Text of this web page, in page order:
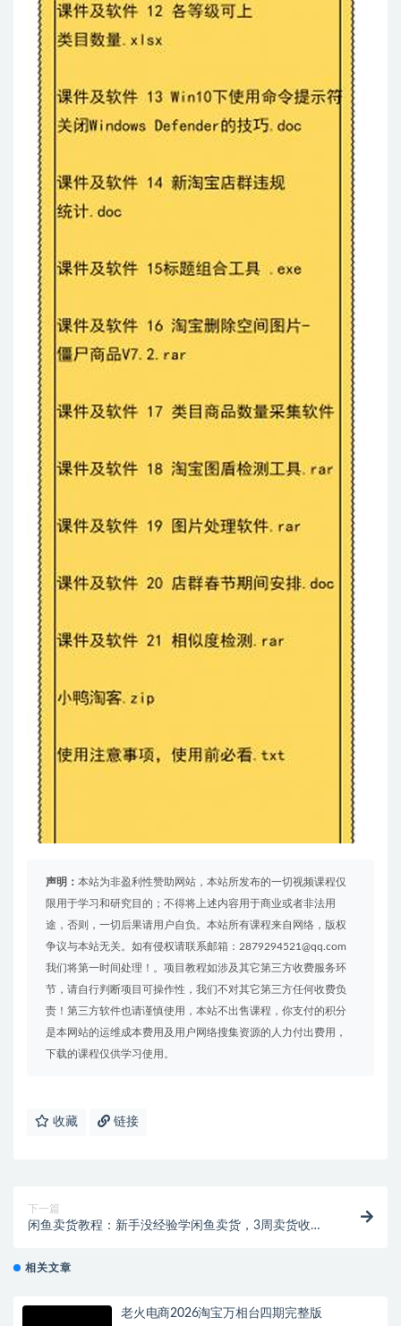
声明： 本站为非盈利性赞助网站，本站所发布的一切视频课程仅
限用于学习和研究目的；不得将上述内容用于商业或者非法用
途，否则，一切后果请用户自负。本站所有课程来自网络，版权
争议与本站无关。如有侵权请联系邮箱：2879294521@qq.com
我们将第一时间处理！。项目教程如涉及其它第三方收费服务环
节，请自行判断项目可操作性，我们不对其它第三方任何收费负
责！第三方软件也请谨慎使用，本站不出售课程，你支付的积分
是本网站的运维成本费用及用户网络搜集资源的人力付出费用，
下载的课程仅供学习使用。
收藏 链接
下一篇
闲鱼卖货教程：新手没经验学闲鱼卖货，3周卖货收入2
相关文章
老火电商2026淘宝万相台四期完整版